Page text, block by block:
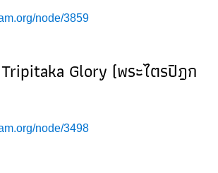
node/3859
Glory (พระไตรปิฎก
node/3498